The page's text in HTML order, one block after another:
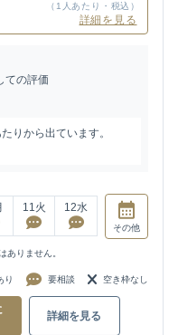
（1人あたり・税込）
詳細を見る
ての評価
りから出ています。
11火 12水
その他
ありません。
り 要相談 空き枠なし
詳細を見る